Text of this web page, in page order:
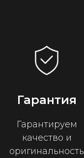
Гарантия
Гарантируем
качество и
оригинальность